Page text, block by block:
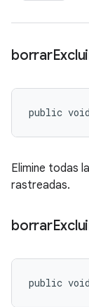
borrar
public
Elimine todas
rastreadas.
borrar
public